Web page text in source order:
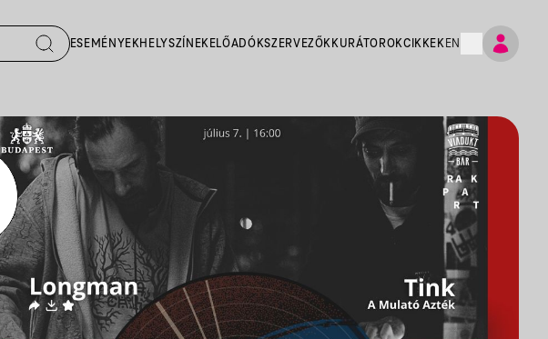
ESEMÉNYEKHELYSZÍNEK ELŐADÓKSZERVEZŐK KURÁTOROKCIKKEK EN